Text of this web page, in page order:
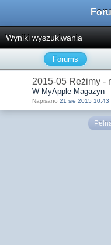
Wyniki wyszukiwania
Forums
2015-05 Reżimy -
W MyApple Magazyn
Napisano 21 sie 2015 10:43